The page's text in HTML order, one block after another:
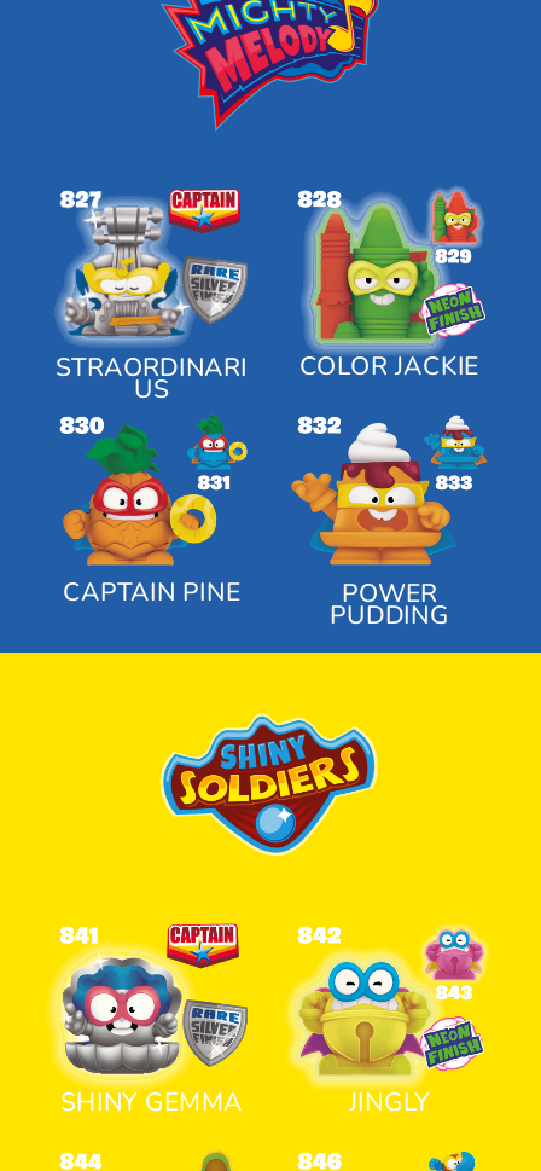
STRAORDINARI
US
COLOR JACKIE
CAPTAIN PINE POWER
PUDDING
SHINY GEMMA JINGLY